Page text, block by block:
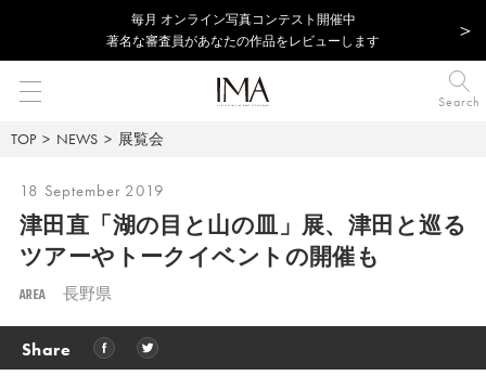
毎⽉ オンライン写真コンテスト開催中
著名な審査員があなたの作品をレビューします
Search
TOP NEWS 展覧会
18 September 2019
津田直「湖の目と山の皿」展、 津田と巡る
ツアーやトークイベントの開催も
AREA 長野県
Share